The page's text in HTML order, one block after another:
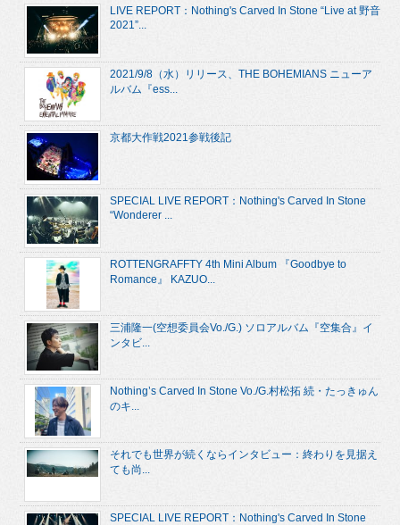
LIVE REPORT：Nothing's Carved In Stone “Live at 野音
2021”...
2021/9/8（水）リリース、THE BOHEMIANS ニューア
ルバム『ess...
京都大作戦2021参戦後記
SPECIAL LIVE REPORT：Nothing's Carved In Stone
“Wonderer ...
ROTTENGRAFFTY 4th Mini Album 『Goodbye to
Romance』 KAZUO...
三浦隆一(空想委員会Vo./G.) ソロアルバム『空集合』イ
ンタビ...
Nothing’s Carved In Stone Vo./G.村松拓 続・たっきゅん
のキ...
それでも世界が続くならインタビュー：終わりを見据え
ても尚...
SPECIAL LIVE REPORT：Nothing's Carved In Stone